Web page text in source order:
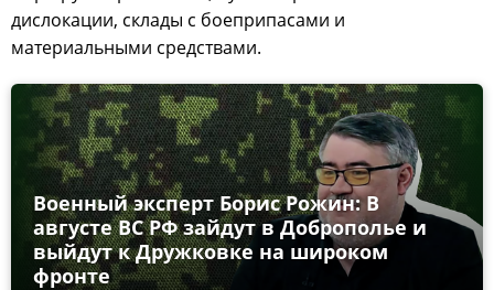
дислокации, склады с боеприпасами и
материальными средствами.
Военный эксперт Борис Рожин: В
августе ВС РФ зайдут в Доброполье и
выйдут к Дружковке на широком
фронте